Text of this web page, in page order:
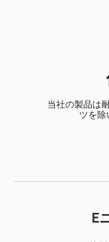
当社の製品は
ツを除
E